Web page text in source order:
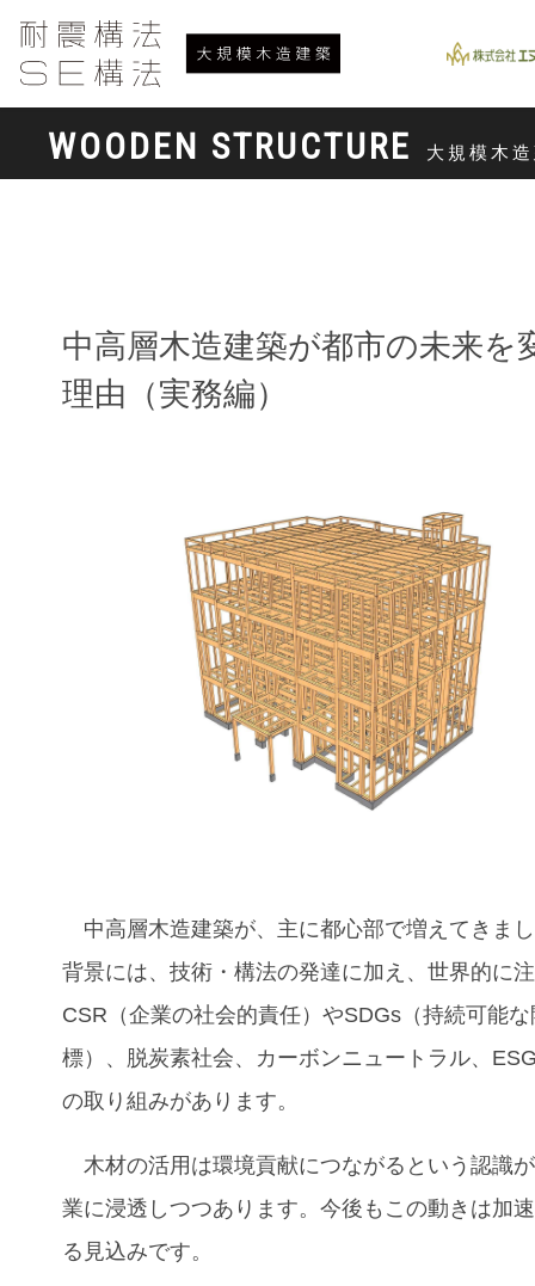
WOODEN STRUCTURE 大規模木
中高層木造建築が都市の未来を
理由（実務編）
中高層木造建築が、主に都心部で増えてきま
背景には、技術・構法の発達に加え、世界的に
CSR（企業の社会的責任）やSDGs（持続可能
標）、脱炭素社会、カーボンニュートラル、
の取り組みがあります。
木材の活用は環境貢献につながるという認識
業に浸透しつつあります。今後もこの動きは加
る見込みです。